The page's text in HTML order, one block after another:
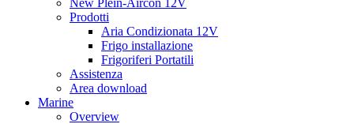
Prodotti
Aria Condizionata 12V
Frigo installazione
Frigoriferi Portatili
Assistenza
Area download
Marine
Overview